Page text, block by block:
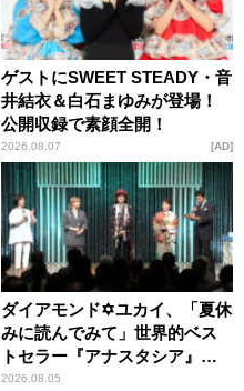
ゲストにSWEET STEADY・音
井結衣＆白石まゆみが登場！
公開収録で素顔全開！
2026.08.07 AD
ダイアモンド✡ユカイ、「夏休
みに読んでみて」世界的ベス
トセラー『アナスタシア』を
紹介
2026.08.05